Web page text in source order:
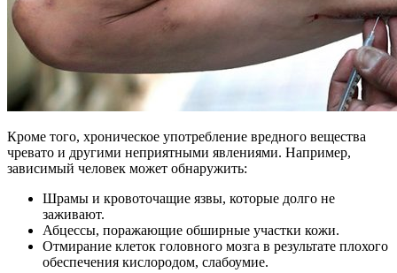
Кроме того, хроническое употребление вредного вещества
чревато и другими неприятными явлениями. Например,
зависимый человек может обнаружить:
Шрамы и кровоточащие язвы, которые долго не
заживают.
Абцессы, поражающие обширные участки кожи.
Отмирание клеток головного мозга в результате плохого
обеспечения кислородом, слабоумие.